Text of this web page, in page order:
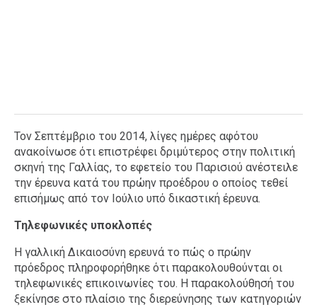
Τον Σεπτέμβριο του 2014, λίγες ημέρες αφότου
ανακοίνωσε ότι επιστρέφει δριμύτερος στην πολιτική
σκηνή της Γαλλίας, το εφετείο του Παρισιού ανέστειλε
την έρευνα κατά του πρώην προέδρου ο οποίος τεθεί
επισήμως από τον Ιούλιο υπό δικαστική έρευνα.
Τηλεφωνικές υποκλοπές
Η γαλλική Δικαιοσύνη ερευνά το πώς ο πρώην
πρόεδρος πληροφορήθηκε ότι παρακολουθούνται οι
τηλεφωνικές επικοινωνίες του. Η παρακολούθησή του
ξεκίνησε στο πλαίσιο της διερεύνησης των κατηγοριών